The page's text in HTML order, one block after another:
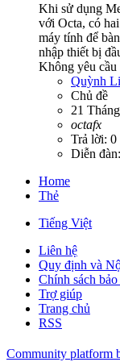
Khi sử dụng
với Octa, có
máy tính để
nhập thiết bị
Không yêu
Quỳnh
Chủ đề
21
octafx
Trả lời: 0
Diễn đàn:
Home
Thẻ
Tiếng Việt
Liên hệ
Quy định và
Chính sách bảo
Trợ giúp
Trang chủ
RSS
Community platform